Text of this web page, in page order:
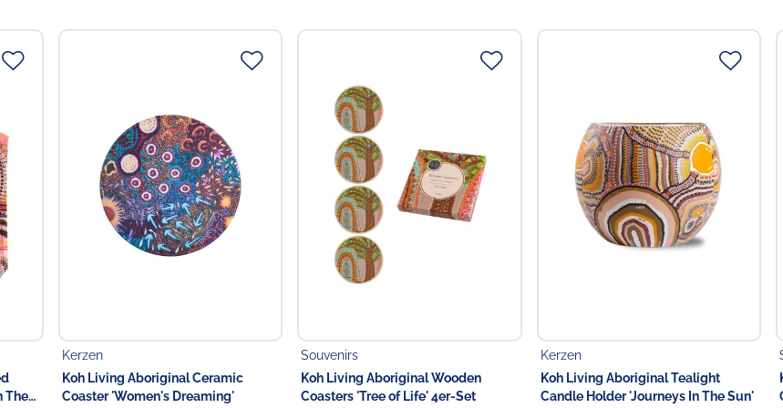
Pflegehinweise: Mit einem Tuch abwischen
Gestaltet in Australien
Unternehmen in australischem Besitz und Betrieb
Michelle Possum wurde in Napperby Station, nordwestlich von Alice Springs im
Northern Territory, geboren. Das Malen wurde ihr von ihrem Vater Clifford Possum
Tjapaltjarri beigebracht. Clifford ist der bekannteste Maler aus der Gründungsgruppe
der Papunya-Künstler.
Grandmothers Country Design
Die Träumereien, die Michelle Possum malt, stammen aus Yuelamu, ihrem Heimatland
am Mt Allan. Dazu gehören die Geschichten von Seven Sisters Dreaming, Bush Tucker
verwobenen Designs kombiniert.
Michelle zeigt vor allem die Übersichtskarten des traditionellen Landes ihrer Familie
und beschreibt die vielen wichtigen kulturellen Stätten, die sie gut kennt. Ihre Bilder
The
Kerzen
Koh Living Aboriginal Ceramic
Coaster 'Women's Dreaming'
Souvenirs
Koh Living Aboriginal Wooden
Coasters 'Tree of Life' 4er-Set
Kerzen
Koh Living Aboriginal Tealight
Candle Holder 'Journeys In The Sun'